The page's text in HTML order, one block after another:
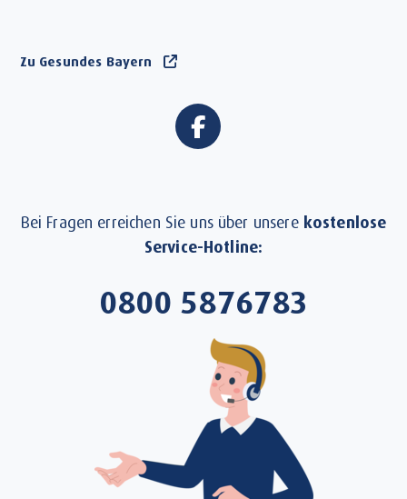
Zu Gesundes Bayern
Bei Fragen erreichen Sie uns über unsere kostenlose
Service-Hotline:
0800 5876783